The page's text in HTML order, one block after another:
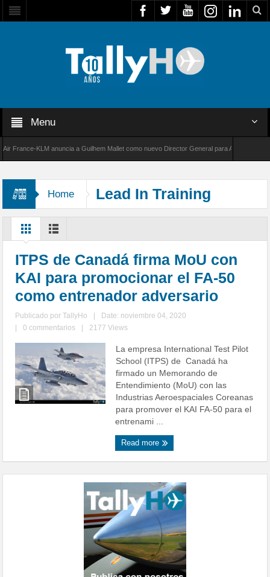
Menu
KLM anuncia a Guilhem Mallet como nuevo Director General para América Latina
Home Lead In Training
ITPS de Canadá firma MoU con
KAI para promocionar el FA-50
como entrenador adversario
Publicado porTallyHo
Date: noviembre 04, 2020
0 commentarios 2177 Views
La empresa International Test Pilot
School (ITPS) de Canadá ha
firmado un Memorando de
Entendimiento (MoU) con las
Industrias Aeroespaciales Coreanas
para promover el KAI FA-50 para el
entrenami ...
Read more